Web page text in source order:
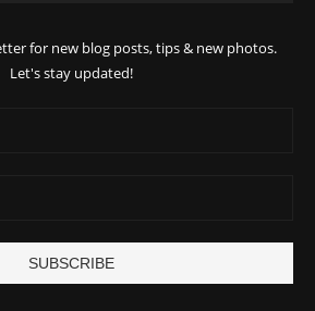
for new blog posts, tips & new photos.
Let's stay updated!